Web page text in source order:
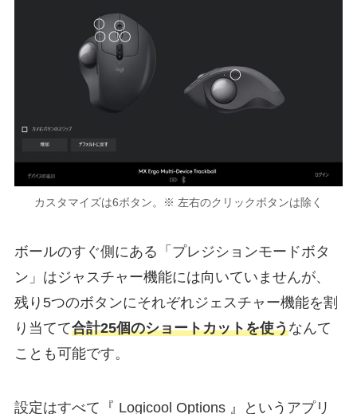
カスタマイズは6ボタン。※ 左右のクリックボタンは除く
ボールのすぐ側にある「プレジションモードボタ
ン」はジャスチャー機能には向いていませんが、
残り5つのボタンにそれぞれジェスチャー機能を割
り当てて合計25個のショートカットを使うなんて
ことも可能です。
設定はすべて『 Logicool Options 』というアプリ